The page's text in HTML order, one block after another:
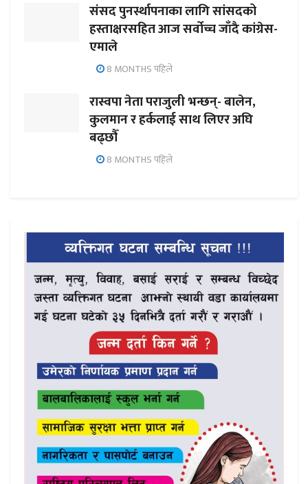
संसद पुनर्स्थापनाका लागि सांसदको
हस्ताक्षरसहित आज सर्वोच्च जाँदै कांग्रेस-
एमाले
8 MONTHS पहिले
रास्वपा नेता पराजुली भन्छन्- बालेन,
कुलमान र हर्कलाई साथ लिएर अघि
बढ्छौँ
8 MONTHS पहिले